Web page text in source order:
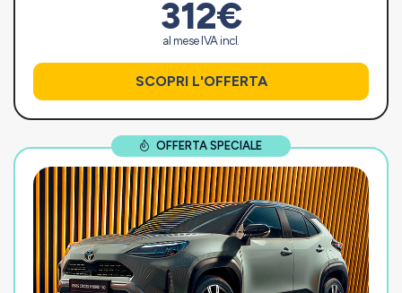
312€
al mese IVA incl.
SCOPRI L'OFFERTA
OFFERTA SPECIALE